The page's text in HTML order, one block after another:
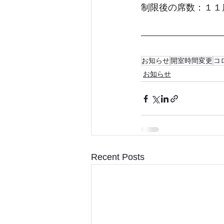
制限後の席数：１１
お知らせ開室時間変更 コ
お知らせ
Recent Posts